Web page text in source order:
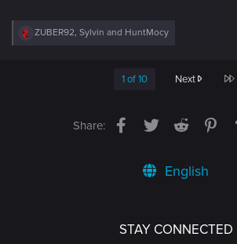
R
ZUBER92, Sylvin and HuntMocy
1 of 10 Next
Share: Facebook
TwitterReddit
English
STAY CONNECTED